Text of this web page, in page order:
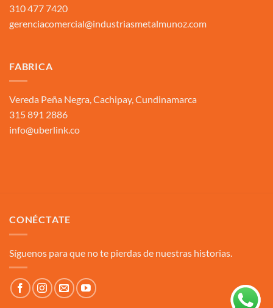
310 477 7420
gerenciacomercial@industriasmetalmunoz.com
FABRICA
Vereda Peña Negra, Cachipay, Cundinamarca
315 891 2886
info@uberlink.co
CONÉCTATE
Síguenos para que no te pierdas de nuestras historias.